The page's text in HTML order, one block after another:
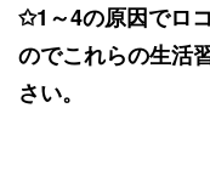
✩1～4の原因でロ
のでこれらの生活
さい。